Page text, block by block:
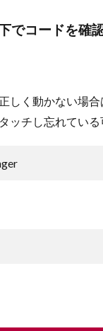
でコードを確
しく動かない場合
ッチし忘れている